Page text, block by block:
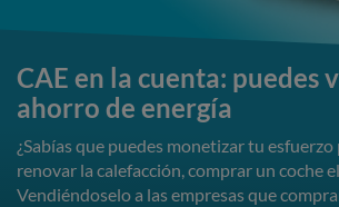
CAE en la cuenta: puedes
ahorro de energía
¿Sabías que puedes monetizar tu
renovar la calefacción, comprar un coche
Vendiéndoselo a las empresas que